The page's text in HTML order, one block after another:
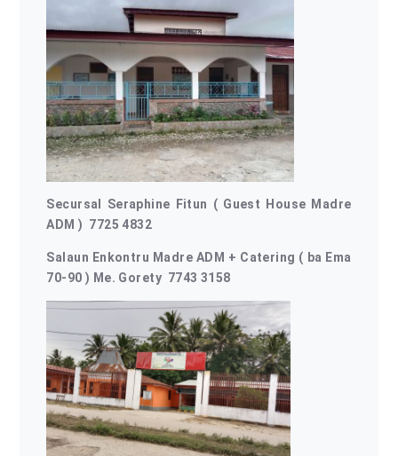
Secursal Seraphine Fitun ( Guest House Madre
ADM ) 7725 4832
Salaun Enkontru Madre ADM + Catering ( ba Ema
70-90 ) Me. Gorety 7743 3158